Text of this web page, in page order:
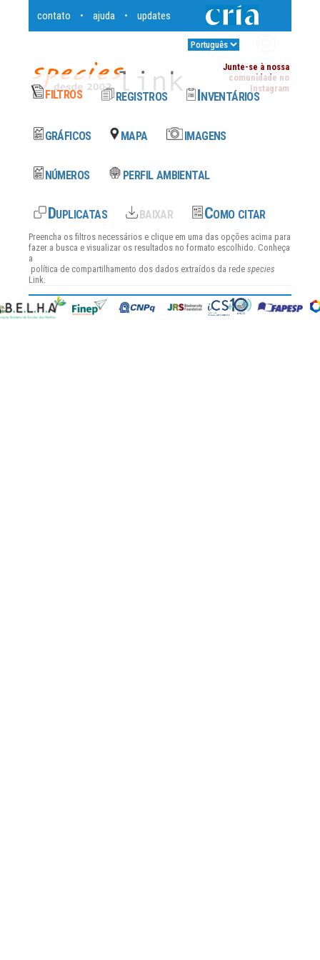
contato • ajuda • updates
Junte-se à nossa
comunidade no
Instagram
Preencha os filtros necessários e clique em uma das opções acima para
fazer a busca e visualizar os resultados no formato escolhido. Conheça
a
política de compartilhamento dos dados extraídos da rede species
Link.